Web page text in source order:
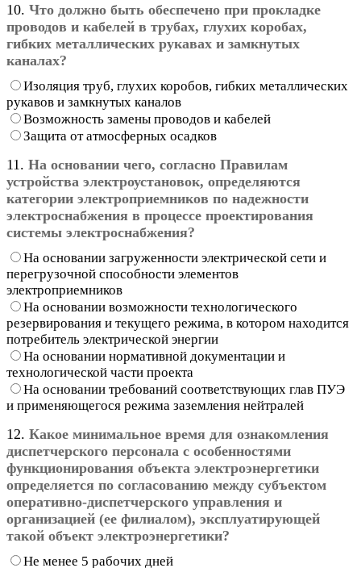
10. Что должно быть обеспечено при прокладке
проводов и кабелей в трубах, глухих коробах,
гибких металлических рукавах и замкнутых
каналах?
Изоляция труб, глухих коробов, гибких металлических
рукавов и замкнутых каналов
Возможность замены проводов и кабелей
Защита от атмосферных осадков
11. На основании чего, согласно Правилам
устройства электроустановок, определяются
категории электроприемников по надежности
электроснабжения в процессе проектирования
системы электроснабжения?
На основании загруженности электрической сети и
перегрузочной способности элементов
электроприемников
На основании возможности технологического
резервирования и текущего режима, в котором находится
потребитель электрической энергии
На основании нормативной документации и
технологической части проекта
На основании требований соответствующих глав ПУЭ
и применяющегося режима заземления нейтралей
12. Какое минимальное время для ознакомления
диспетчерского персонала с особенностями
функционирования объекта электроэнергетики
определяется по согласованию между субъектом
оперативно-диспетчерского управления и
организацией (ее филиалом), эксплуатирующей
такой объект электроэнергетики?
Не менее 5 рабочих дней